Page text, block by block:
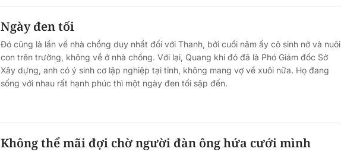
Ngày đen tối
Đó cũng là lần về nhà chồng duy nhất đối với Thanh, bởi cuối năm ấy cô sinh nở và nuôi
con trên trường, không về ở nhà chồng. Với lại, Quang khi đó đã là Phó Giám đốc Sở
Xây dựng, anh có ý sinh cơ lập nghiệp tại tỉnh, không mang vợ về xuôi nữa. Họ đang
sống với nhau rất hạnh phúc thì một ngày đen tối sập đến.
Không thể mãi đợi chờ người đàn ông hứa cưới mình